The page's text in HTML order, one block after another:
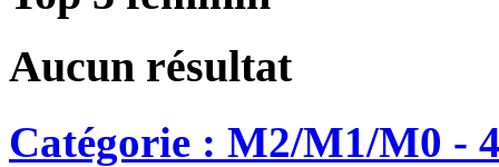
Aucun résultat
Catégorie : M2/M1/M0 -